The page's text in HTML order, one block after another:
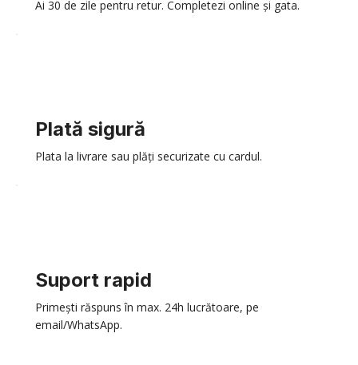
Ai 30 de zile pentru retur. Completezi online și gata.
Plată sigură
Plata la livrare sau plăți securizate cu cardul.
Suport rapid
Primești răspuns în max. 24h lucrătoare, pe
email/WhatsApp.